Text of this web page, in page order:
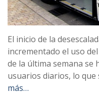
El inicio de la
incrementado el uso
de la última semana se
usuarios diarios, lo
más…